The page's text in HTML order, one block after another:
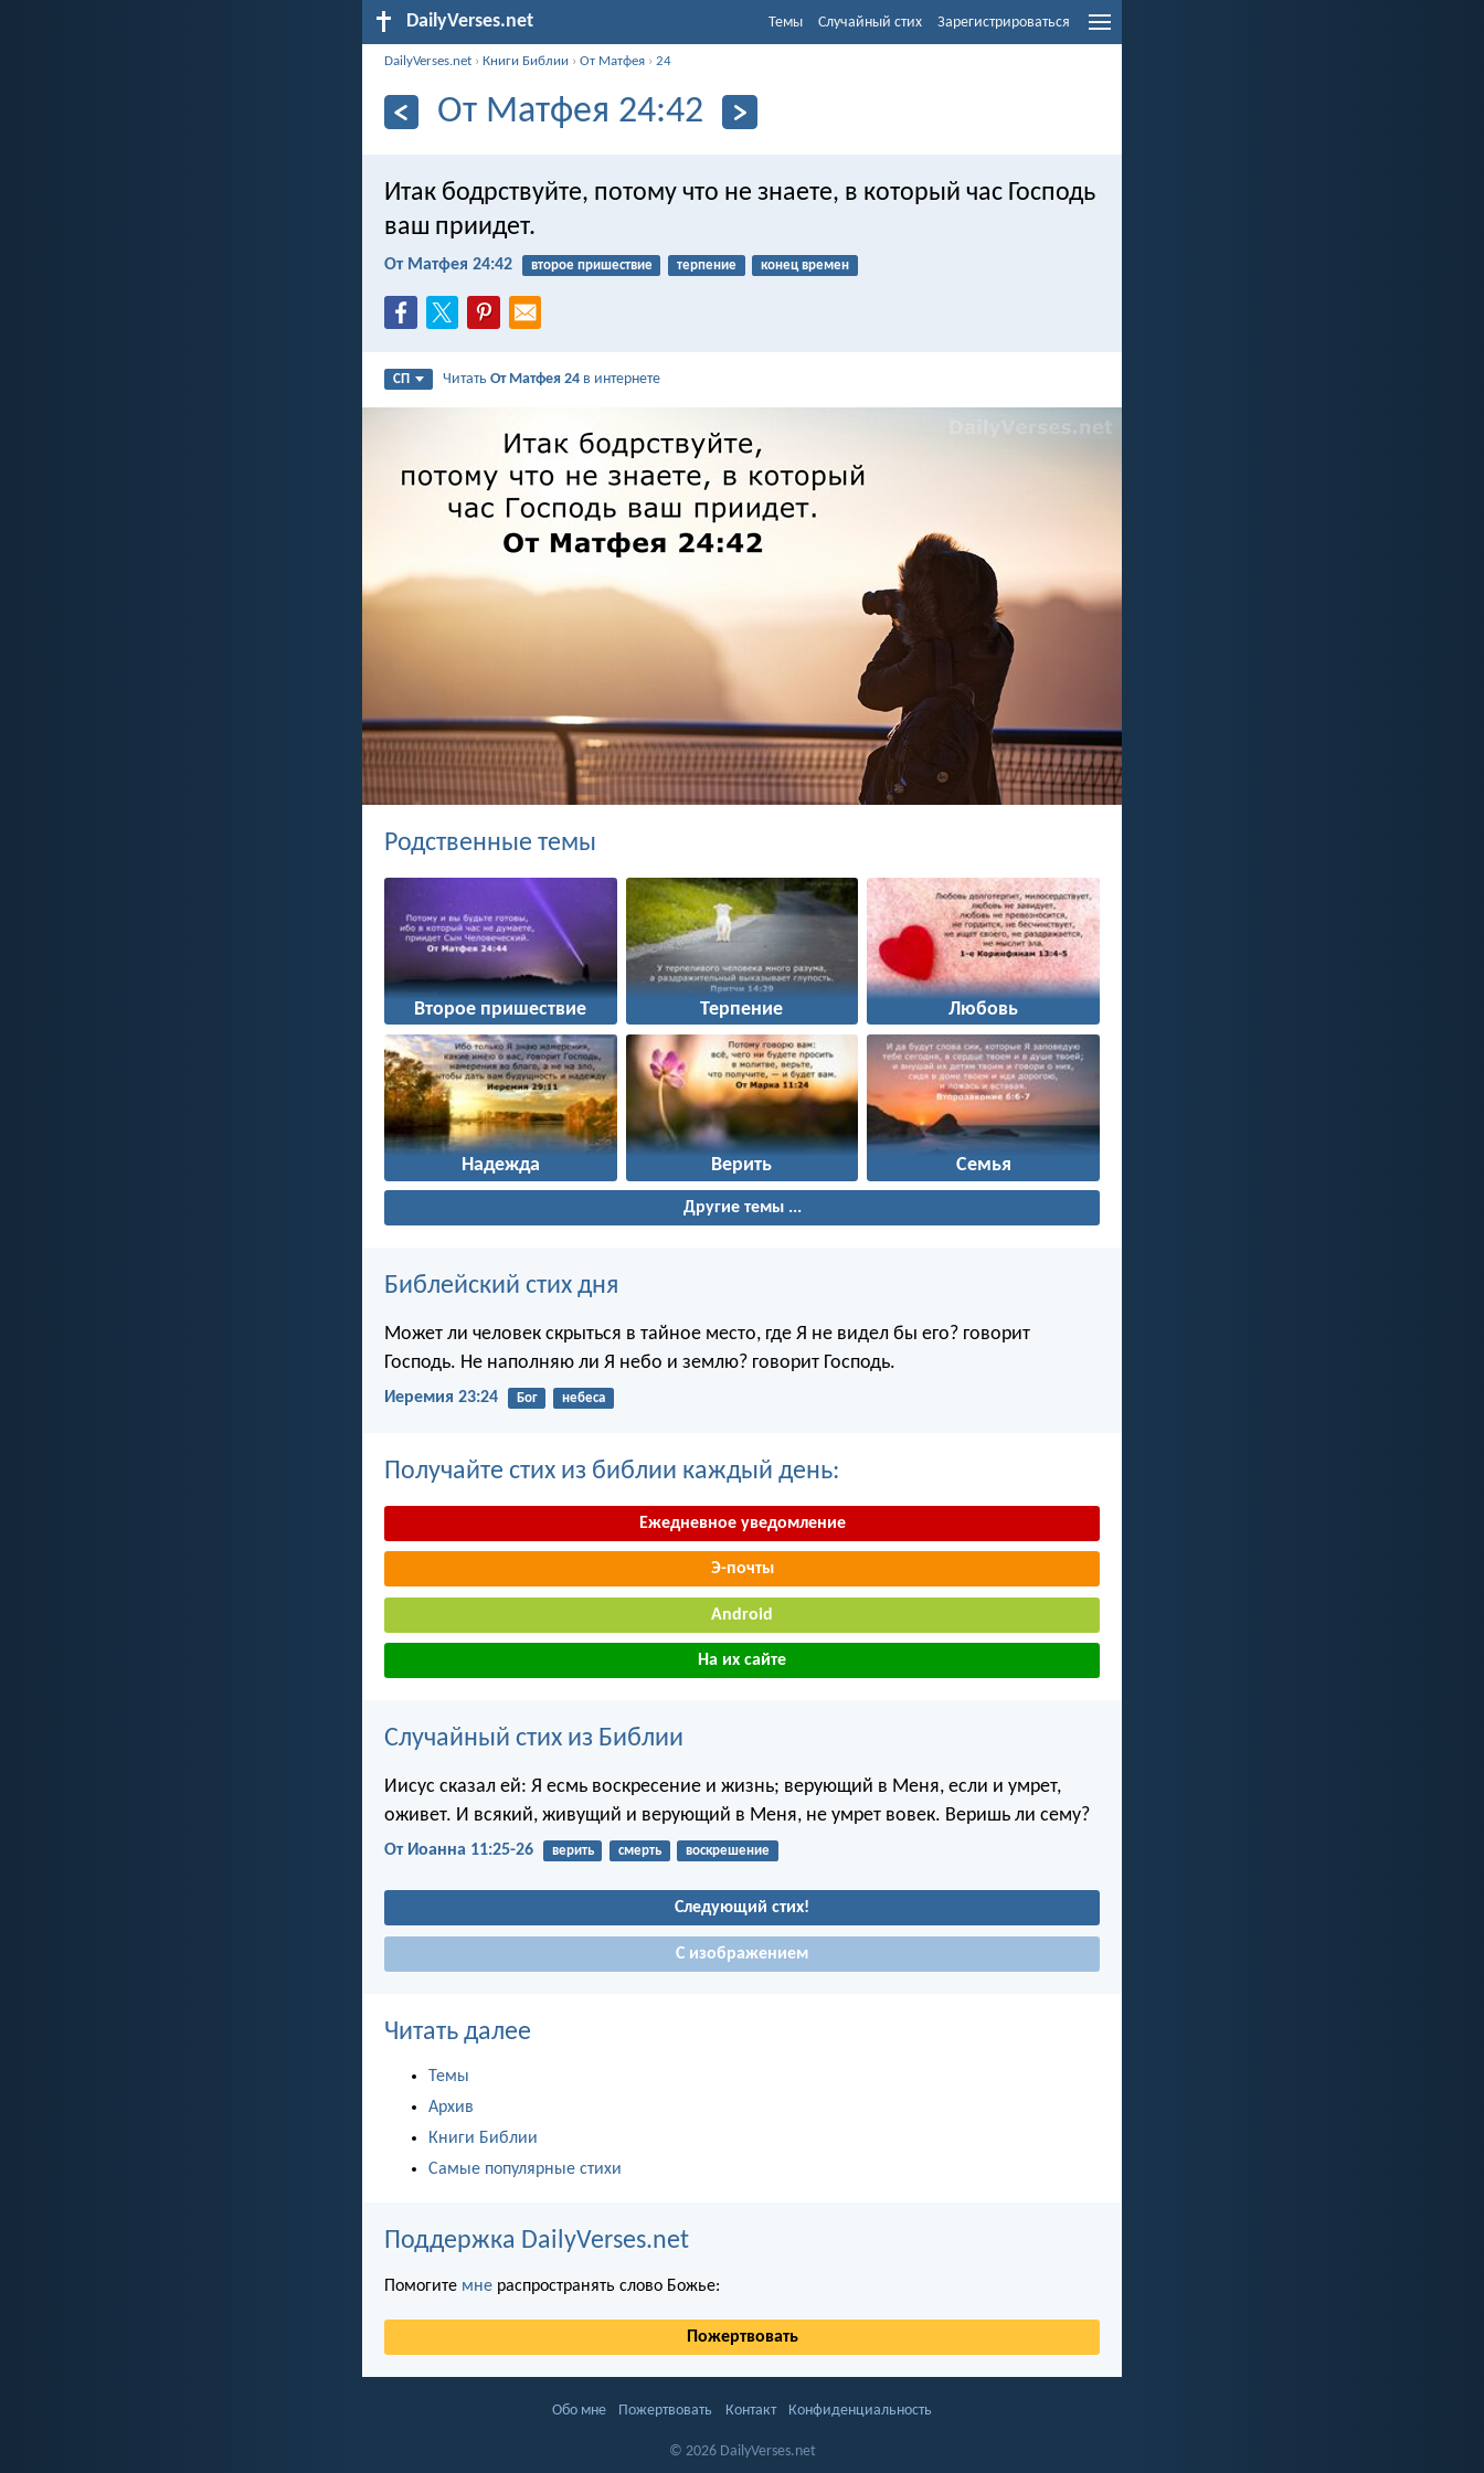
DailyVerses.net Темы Случайный стих Зарегистрироваться
DailyVerses.net ›Книги Библии ›От Матфея ›24
От Матфея 24:42
Итак бодрствуйте, потому что не знаете, в который час Господь
ваш приидет.
От Матфея 24:42 второе пришествие терпение конец времен
СП ЧитатьОт Матфея 24 в интернете
Родственные темы
Второе пришествие Терпение Любовь
Надежда Верить Семья
Другие темы ...
Библейский стих дня
Может ли человек скрыться в тайное место, где Я не видел бы его? говорит
Господь. Не наполняю ли Я небо и землю? говорит Господь.
Иеремия 23:24 Бог небеса
Получайте стих из библии каждый день:
Ежедневное уведомление
Э-почты
Android
На их сайте
Случайный стих из Библии
Иисус сказал ей: Я есмь воскресение и жизнь; верующий в Меня, если и умрет,
оживет. И всякий, живущий и верующий в Меня, не умрет вовек. Веришь ли сему?
От Иоанна 11:25-26 верить смерть воскрешение
Следующий стих!
С изображением
Читать далее
Темы
Архив
Книги Библии
Самые популярные стихи
Поддержка DailyVerses.net
Помогите мне распространять слово Божье:
Пожертвовать
Обо мне Пожертвовать Контакт Конфиденциальность
© 2026 DailyVerses.net